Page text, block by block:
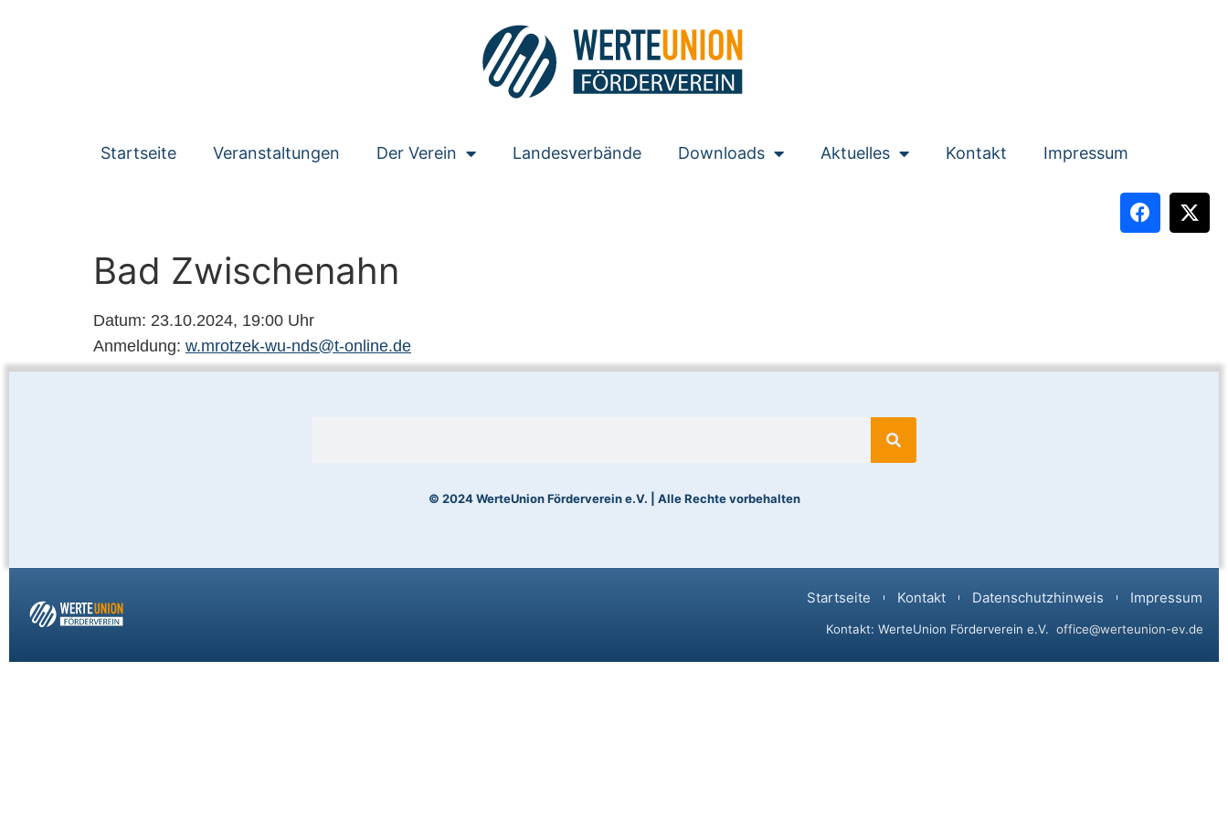
Startseite Veranstaltungen Der Verein Landesverbände Downloads Aktuelles Kontakt Impressum
Bad Zwischenahn
Datum: 23.10.2024, 19:00 Uhr
Anmeldung: w.mrotzek-wu-nds@t-online.de
© 2024 WerteUnion Förderverein e.V. | Alle Rechte vorbehalten
Startseite Kontakt Datenschutzhinweis Impressum
Kontakt: WerteUnion Förderverein e.V. office@werteunion-ev.de